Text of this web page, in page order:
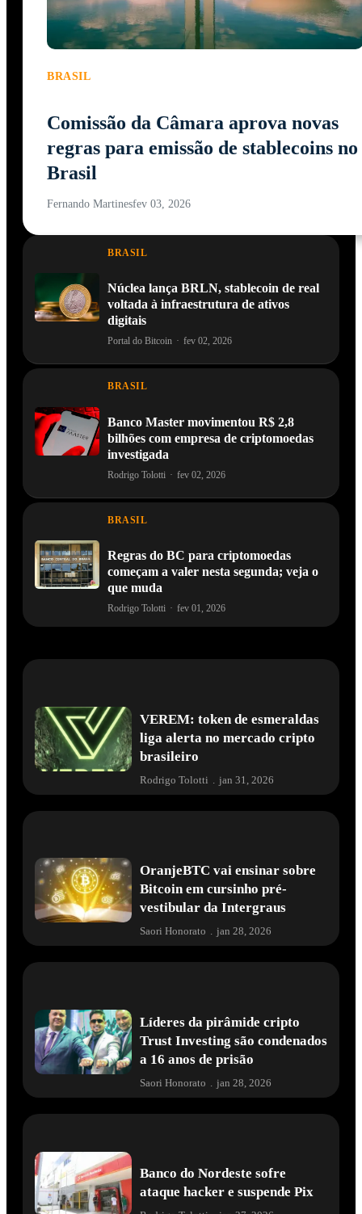
BRASIL
Comissão da Câmara aprova novas
regras para emissão de stablecoins no
Brasil
Fernando Martinesfev 03, 2026
BRASIL
Núclea lança BRLN, stablecoin de real
voltada à infraestrutura de ativos
digitais
Portal do Bitcoin · fev 02, 2026
BRASIL
Banco Master movimentou R$ 2,8
bilhões com empresa de criptomoedas
investigada
Rodrigo Tolotti · fev 02, 2026
BRASIL
Regras do BC para criptomoedas
começam a valer nesta segunda; veja o
que muda
Rodrigo Tolotti · fev 01, 2026
VEREM: token de esmeraldas
liga alerta no mercado cripto
brasileiro
Rodrigo Tolotti jan 31, 2026
OranjeBTC vai ensinar sobre
Bitcoin em cursinho pré-
vestibular da Intergraus
Saori Honorato . jan 28, 2026
Líderes da pirâmide cripto
Trust Investing são condenados
a 16 anos de prisão
Saori Honorato jan 28, 2026
Banco do Nordeste sofre
ataque hacker e suspende Pix